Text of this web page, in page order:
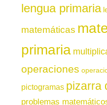
lengua primaria
matemáticas
primaria
operaciones
pictogramas pizarra
problemas